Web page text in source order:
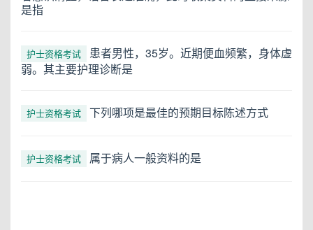
是指
护士资格考试
患者男性，35岁。近期便血频繁，身体虚
弱。其主要护理诊断是
护士资格考试 下列哪项是最佳的预期目标陈述方式
护士资格考试 属于病人一般资料的是